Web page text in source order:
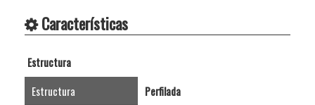
Características
Estructura
Estructura
Perfilada